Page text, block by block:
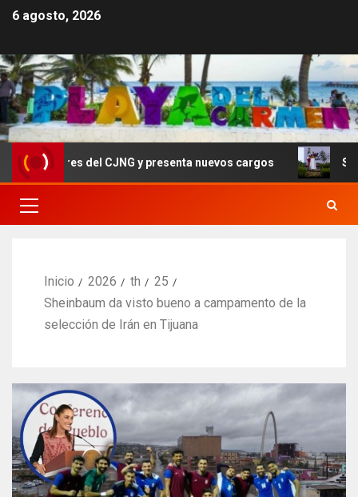
6 agosto, 2026
líderes del CJNG y presenta nuevos cargos
Inicio 2026 th
25
Sheinbaum da visto bueno a campamento de la
selección de Irán en Tijuana